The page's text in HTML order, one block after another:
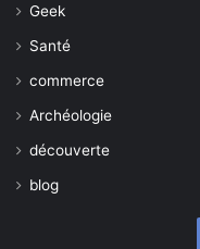
Geek
Santé
commerce
Archéologie
découverte
blog